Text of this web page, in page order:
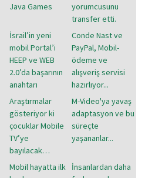
Java Games
yorumcusunu
transfer etti.
İsrail’in yeni
mobil Portal’i
HEEP ve WEB
2.0’da başarının
anahtarı
Conde Nast ve
PayPal, Mobil-
ödeme ve
alışveriş servisi
hazırlıyor...
Araştırmalar
gösteriyor ki
çocuklar Mobile
TV’ye
bayılacak…
M-Video'ya yavaş
adaptasyon ve bu
süreçte
yaşananlar...
Mobil hayatta ilk
İnsanlardan daha